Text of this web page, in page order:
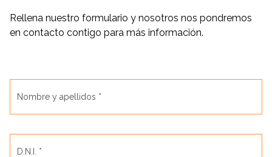
Rellena nuestro formulario y nosotros nos pondremos
en contacto contigo para más información.
Nombre y apellidos *
D.N.I. *